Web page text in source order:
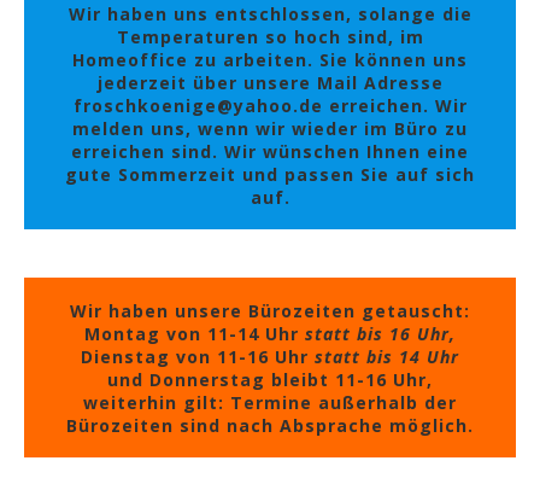
Wir haben uns entschlossen, solange die
Temperaturen so hoch sind, im
Homeoffice zu arbeiten. Sie können uns
jederzeit über unsere Mail Adresse
froschkoenige@yahoo.de erreichen. Wir
melden uns, wenn wir wieder im Büro zu
erreichen sind. Wir wünschen Ihnen eine
gute Sommerzeit und passen Sie auf sich
auf.
Wir haben unsere Bürozeiten getauscht:
Montag von 11-14 Uhr statt bis 16 Uhr,
Dienstag von 11-16 Uhr statt bis 14 Uhr
und Donnerstag bleibt 11-16 Uhr,
weiterhin gilt: Termine außerhalb der
Bürozeiten sind nach Absprache möglich.